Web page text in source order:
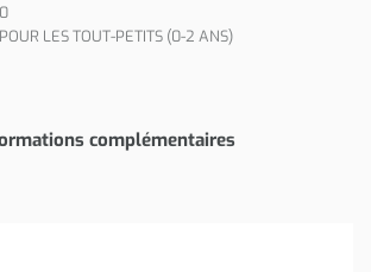
POUR LES TOUT-PETITS (0-2 ANS)
complémentaires